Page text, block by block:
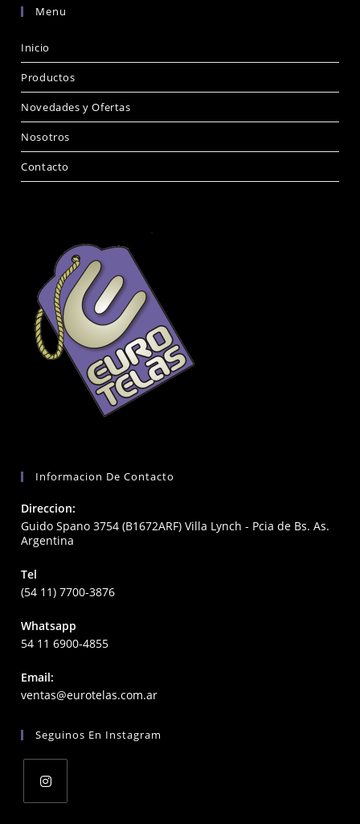
Menu
Inicio
Productos
Novedades y Ofertas
Nosotros
Contacto
Informacion De Contacto
Direccion:
Guido Spano 3754 (B1672ARF) Villa Lynch - Pcia de Bs. As.
Argentina
Tel
(54 11) 7700-3876
Whatsapp
54 11 6900-4855
Email:
ventas@eurotelas.com.arOpens
application
Seguinos En Instagram